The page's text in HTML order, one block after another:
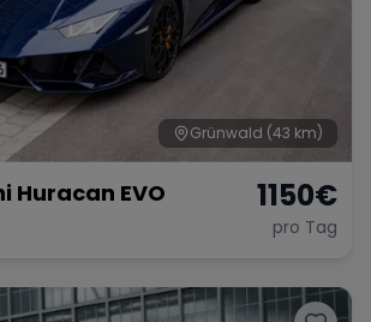
Grünwald (43 km)
Huracan EVO 1150€
pro Tag